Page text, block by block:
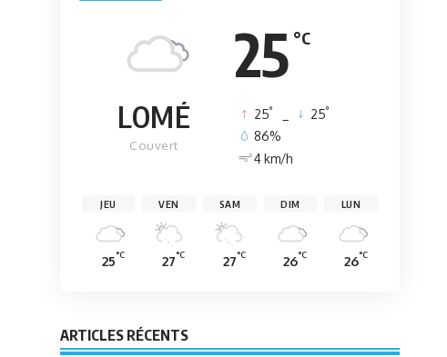
25 °C
LOMÉ
Couvert
25° 25°
86%
4 km/h
JEU
25°C
VEN
27°C
SAM
27°C
DIM
26°C
LUN
26°C
ARTICLES RÉCENTS